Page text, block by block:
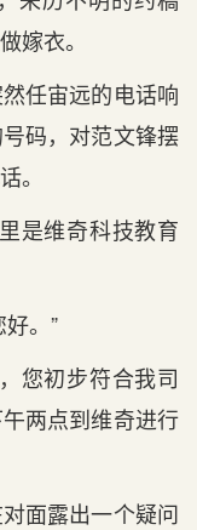
嫁衣。
任宙远的电话响
码，对范文锋摆
。
是维奇科技教育
。”
您初步符合我司
两点到维奇进行
面露出一个疑问